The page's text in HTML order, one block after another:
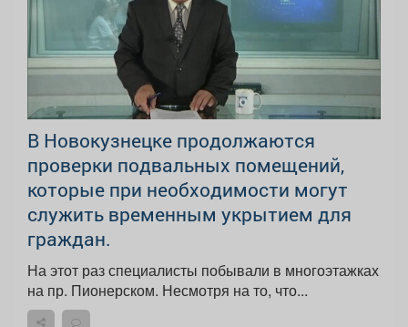
В Новокузнецке продолжаются
проверки подвальных помещений,
которые при необходимости могут
служить временным укрытием для
граждан.
На этот раз специалисты побывали в многоэтажках
на пр. Пионерском. Несмотря на то, что...